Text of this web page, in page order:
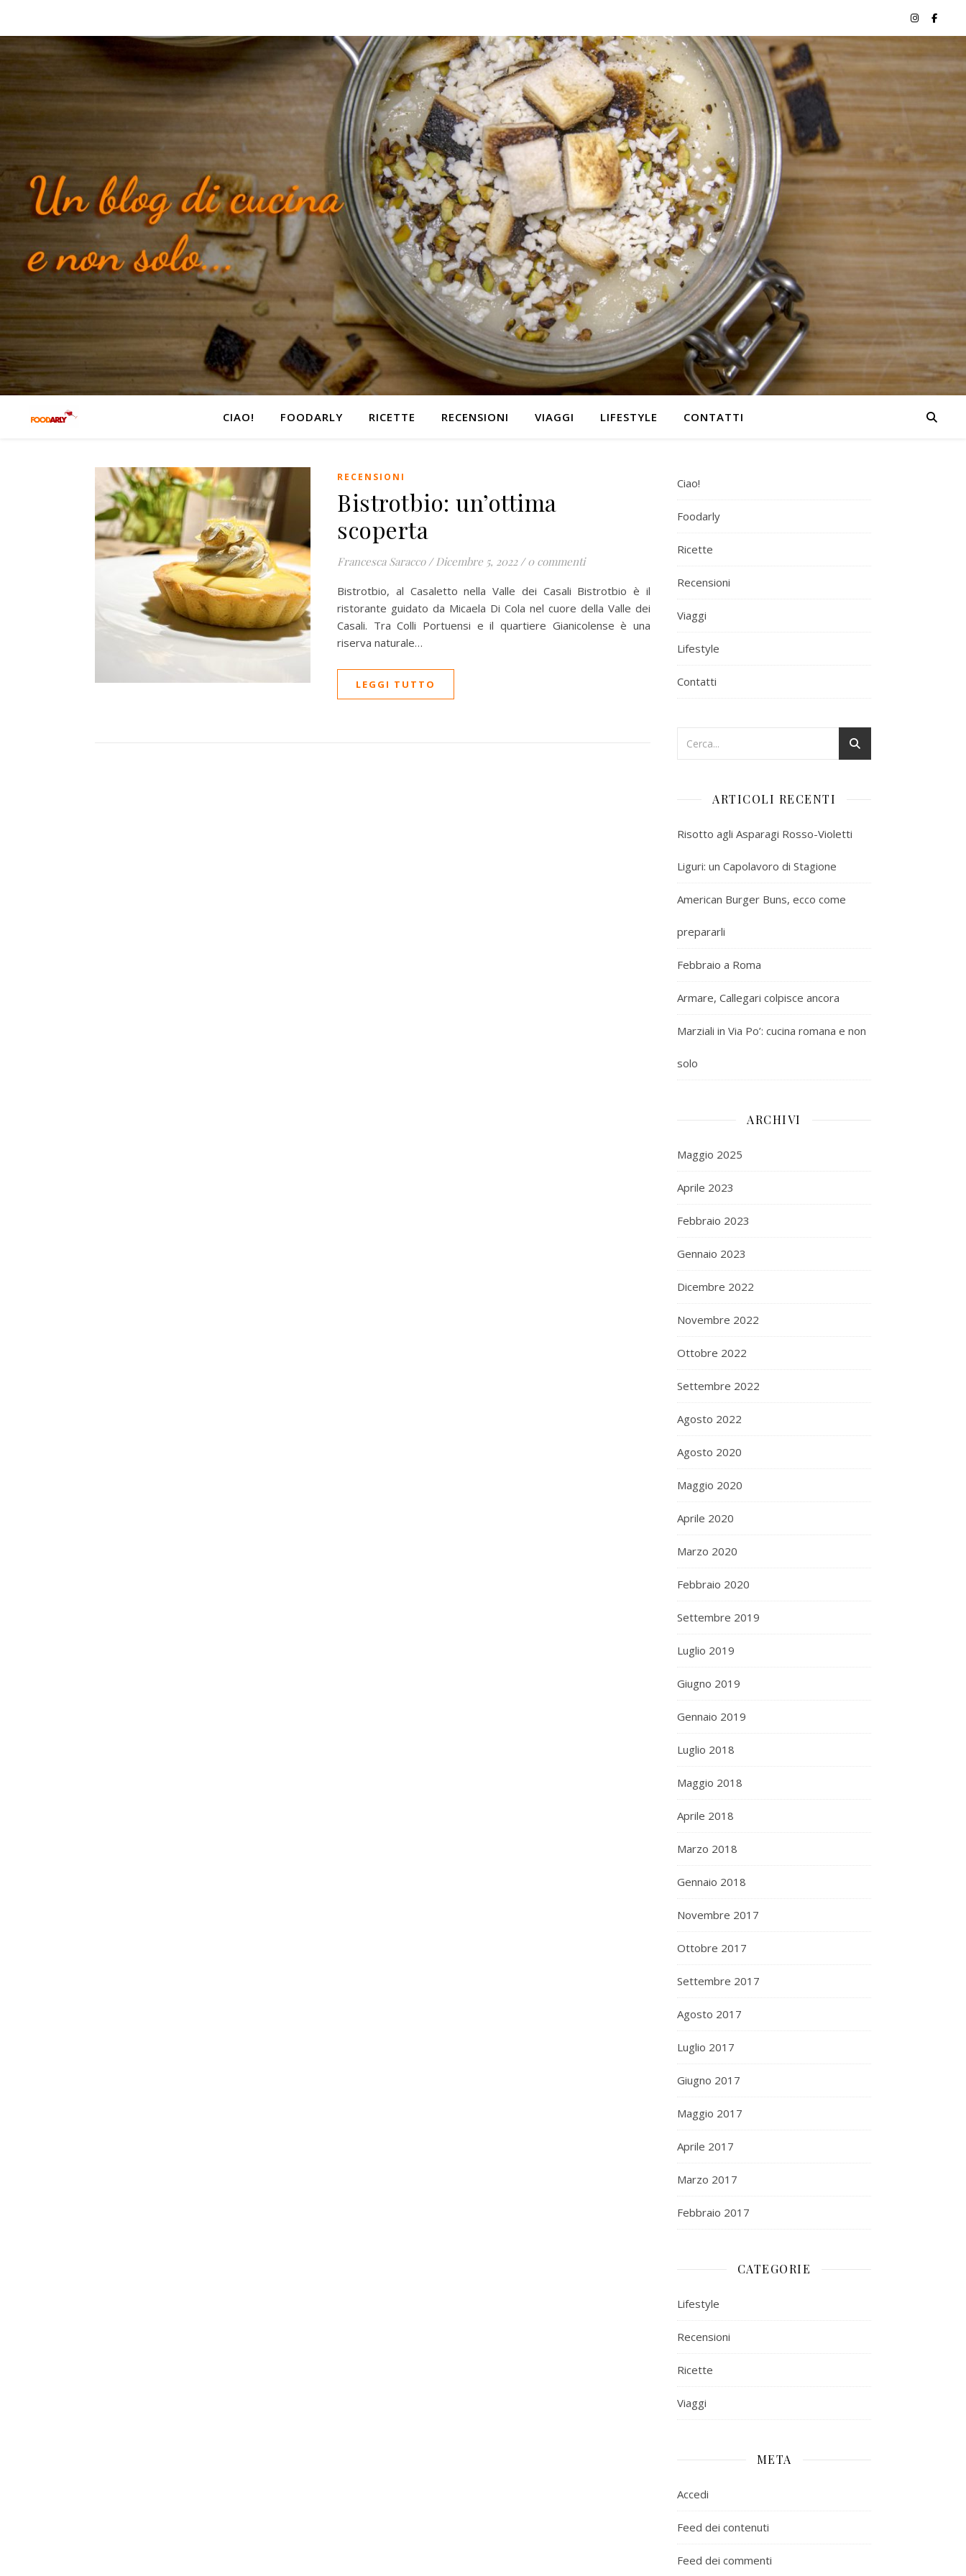
CIAO! FOODARLY RICETTE RECENSIONI VIAGGI LIFESTYLE CONTATTI
RECENSIONI
Bistrotbio: un’ottima
scoperta
Francesca Saracco / Dicembre 5, 2022 / 0 commenti
Bistrotbio, al Casaletto nella Valle dei Casali Bistrotbio è il
ristorante guidato da Micaela Di Cola nel cuore della Valle dei
Casali. Tra Colli Portuensi e il quartiere Gianicolense è una
riserva naturale…
LEGGI TUTTO
Ciao!
Foodarly
Ricette
Recensioni
Viaggi
Lifestyle
Contatti
ARTICOLI RECENTI
Risotto agli Asparagi Rosso-Violetti
Liguri: un Capolavoro di Stagione
American Burger Buns, ecco come
prepararli
Febbraio a Roma
Armare, Callegari colpisce ancora
Marziali in Via Po’: cucina romana e non
solo
ARCHIVI
Maggio 2025
Aprile 2023
Febbraio 2023
Gennaio 2023
Dicembre 2022
Novembre 2022
Ottobre 2022
Settembre 2022
Agosto 2022
Agosto 2020
Maggio 2020
Aprile 2020
Marzo 2020
Febbraio 2020
Settembre 2019
Luglio 2019
Giugno 2019
Gennaio 2019
Luglio 2018
Maggio 2018
Aprile 2018
Marzo 2018
Gennaio 2018
Novembre 2017
Ottobre 2017
Settembre 2017
Agosto 2017
Luglio 2017
Giugno 2017
Maggio 2017
Aprile 2017
Marzo 2017
Febbraio 2017
CATEGORIE
Lifestyle
Recensioni
Ricette
Viaggi
META
Accedi
Feed dei contenuti
Feed dei commenti